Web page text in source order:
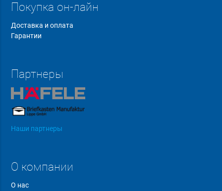
Покупка он-лайн
Доставка и оплата
Гарантии
Партнеры
Наши партнеры
О компании
О нас